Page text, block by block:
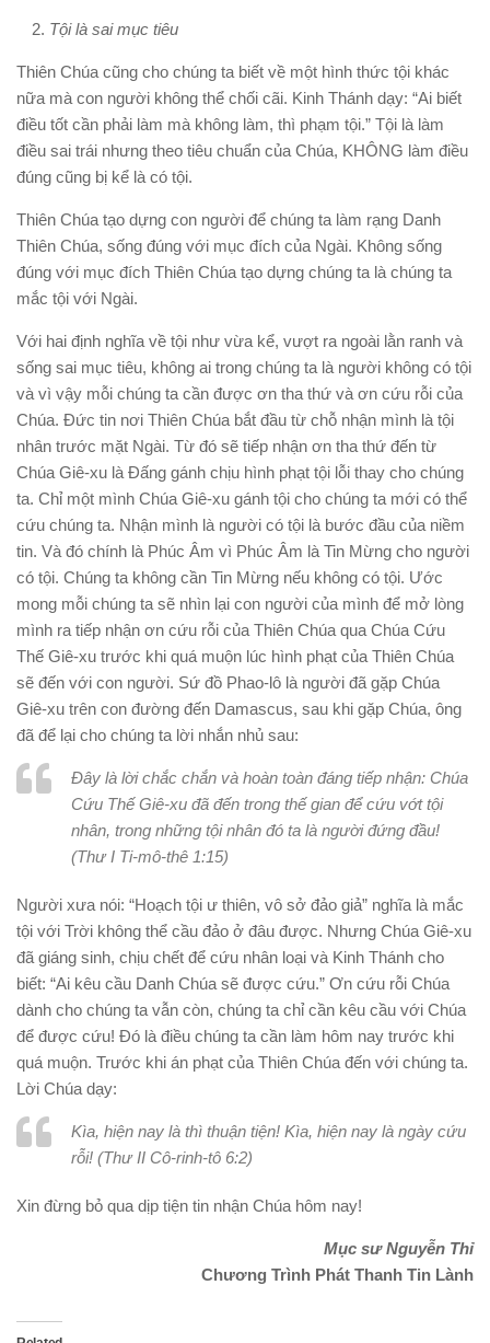
Tội là sai mục tiêu
Thiên Chúa cũng cho chúng ta biết về một hình thức tội khác
nữa mà con người không thể chối cãi. Kinh Thánh dạy: “Ai biết
điều tốt cần phải làm mà không làm, thì phạm tội.” Tội là làm
điều sai trái nhưng theo tiêu chuẩn của Chúa, KHÔNG làm điều
đúng cũng bị kể là có tội.
Thiên Chúa tạo dựng con người để chúng ta làm rạng Danh
Thiên Chúa, sống đúng với mục đích của Ngài. Không sống
đúng với mục đích Thiên Chúa tạo dựng chúng ta là chúng ta
mắc tội với Ngài.
Với hai định nghĩa về tội như vừa kể, vượt ra ngoài lằn ranh và
sống sai mục tiêu, không ai trong chúng ta là người không có tội
và vì vậy mỗi chúng ta cần được ơn tha thứ và ơn cứu rỗi của
Chúa. Đức tin nơi Thiên Chúa bắt đầu từ chỗ nhận mình là tội
nhân trước mặt Ngài. Từ đó sẽ tiếp nhận ơn tha thứ đến từ
Chúa Giê-xu là Đấng gánh chịu hình phạt tội lỗi thay cho chúng
ta. Chỉ một mình Chúa Giê-xu gánh tội cho chúng ta mới có thể
cứu chúng ta. Nhận mình là người có tội là bước đầu của niềm
tin. Và đó chính là Phúc Âm vì Phúc Âm là Tin Mừng cho người
có tội. Chúng ta không cần Tin Mừng nếu không có tội. Ước
mong mỗi chúng ta sẽ nhìn lại con người của mình để mở lòng
mình ra tiếp nhận ơn cứu rỗi của Thiên Chúa qua Chúa Cứu
Thế Giê-xu trước khi quá muộn lúc hình phạt của Thiên Chúa
sẽ đến với con người. Sứ đồ Phao-lô là người đã gặp Chúa
Giê-xu trên con đường đến Damascus, sau khi gặp Chúa, ông
đã để lại cho chúng ta lời nhắn nhủ sau:
Đây là lời chắc chắn và hoàn toàn đáng tiếp nhận: Chúa
Cứu Thế Giê-xu đã đến trong thế gian để cứu vớt tội
nhân, trong những tội nhân đó ta là người đứng đầu!
(Thư I Ti-mô-thê 1:15)
Người xưa nói: “Hoạch tội ư thiên, vô sở đảo giả” nghĩa là mắc
tội với Trời không thể cầu đảo ở đâu được. Nhưng Chúa Giê-xu
đã giáng sinh, chịu chết để cứu nhân loại và Kinh Thánh cho
biết: “Ai kêu cầu Danh Chúa sẽ được cứu.” Ơn cứu rỗi Chúa
dành cho chúng ta vẫn còn, chúng ta chỉ cần kêu cầu với Chúa
để được cứu! Đó là điều chúng ta cần làm hôm nay trước khi
quá muộn. Trước khi án phạt của Thiên Chúa đến với chúng ta.
Lời Chúa dạy:
Kìa, hiện nay là thì thuận tiện! Kìa, hiện nay là ngày cứu
rỗi! (Thư II Cô-rinh-tô 6:2)
Xin đừng bỏ qua dịp tiện tin nhận Chúa hôm nay!
Mục sư Nguyễn Thỉ
Chương Trình Phát Thanh Tin Lành